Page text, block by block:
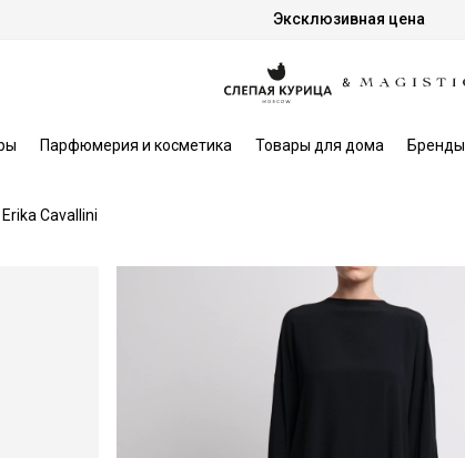
Эксклюзивная цена
Парфюмерия и косметика Товары для дома Бренды
Erika Cavallini